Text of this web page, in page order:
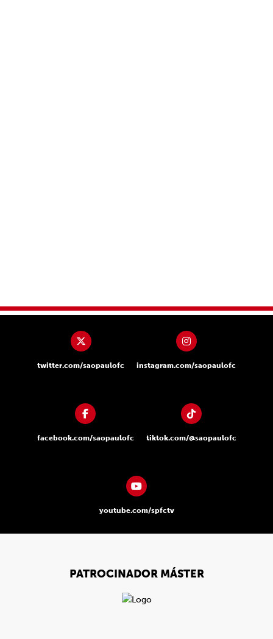
twitter.com/saopaulofc instagram.com/saopaulofc
facebook.com/saopaulofc tiktok.com/@saopaulofc
youtube.com/spfctv
PATROCINADOR MÁSTER